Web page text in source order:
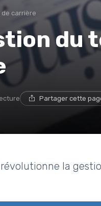
de carrière
du
Partager cette
la